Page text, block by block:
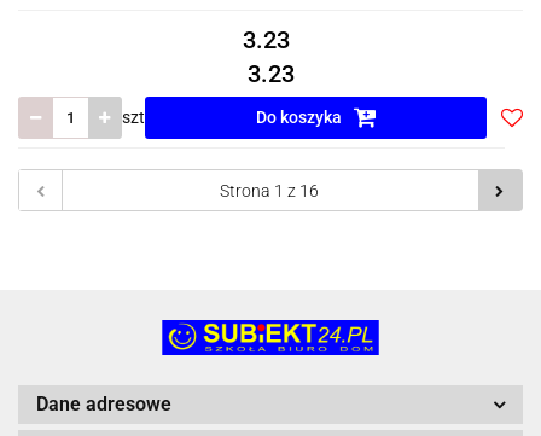
3.23
3.23
szt Do koszyka
Dane adresowe